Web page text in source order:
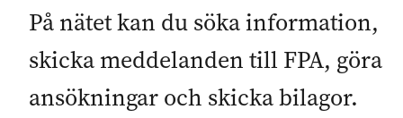
På nätet kan du söka information,
skicka meddelanden till FPA, göra
ansökningar och skicka bilagor.